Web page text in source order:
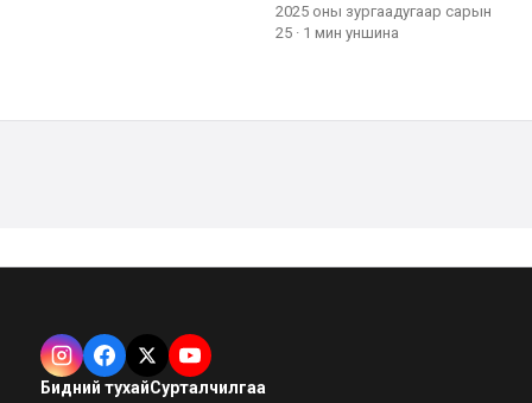
2025 оны зургаадугаар сарын
25 · 1 мин уншина
Бидний тухайСурталчилгаа